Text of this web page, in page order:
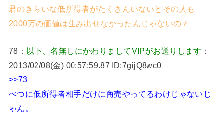
君のきらいな低所得者がたくさんいないとその人も
2000万の価値は生み出せなかったんじゃないの？
78： 以下、名無しにかわりましてVIPがお送りします ：
2013/02/08(金) 00:57:59.87 ID:7gijQ8wc0
>>73
べつに低所得者相手だけに商売やってるわけじゃないじ
ゃん。